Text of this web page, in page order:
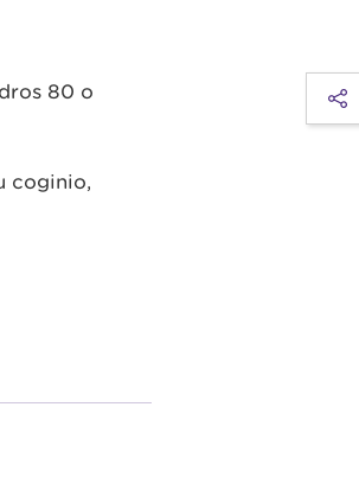
80 o
coginio,